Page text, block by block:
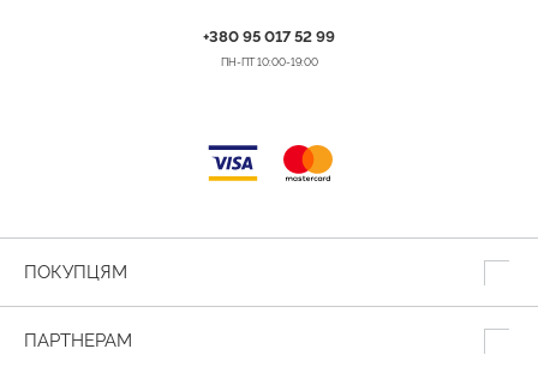
+380 95 017 52 99
ПН-ПТ 10:00-19:00
ПОКУПЦЯМ
ПАРТНЕРАМ